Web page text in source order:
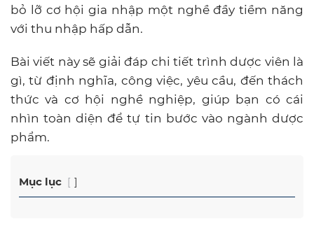
bỏ lỡ cơ hội gia nhập một nghề đầy tiềm năng
với thu nhập hấp dẫn.
Bài viết này sẽ giải đáp chi tiết trình dược viên là
gì, từ định nghĩa, công việc, yêu cầu, đến thách
thức và cơ hội nghề nghiệp, giúp bạn có cái
nhìn toàn diện để tự tin bước vào ngành dược
phẩm.
Mục lục